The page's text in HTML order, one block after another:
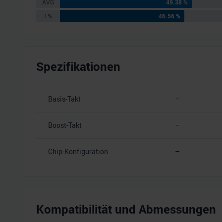
AVG
49.38 %
1%
46.56 %
Spezifikationen
Basis-Takt –
Boost-Takt –
Chip-Konfiguration –
Kompatibilität und Abmessungen